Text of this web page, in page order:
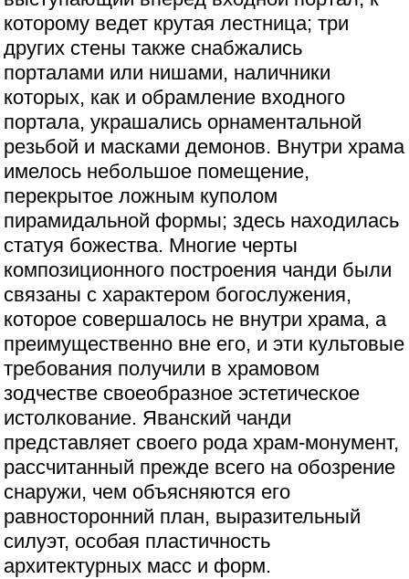
которому ведет крутая лестница; три
других стены также снабжались
порталами или нишами, наличники
которых, как и обрамление входного
портала, украшались орнаментальной
резьбой и масками демонов. Внутри храма
имелось небольшое помещение,
перекрытое ложным куполом
пирамидальной формы; здесь находилась
статуя божества. Многие черты
композиционного построения чанди были
связаны с характером богослужения,
которое совершалось не внутри храма, а
преимущественно вне его, и эти культовые
требования получили в храмовом
зодчестве своеобразное эстетическое
истолкование. Яванский чанди
представляет своего рода храм-монумент,
рассчитанный прежде всего на обозрение
снаружи, чем объясняются его
равносторонний план, выразительный
силуэт, особая пластичность
архитектурных масс и форм.